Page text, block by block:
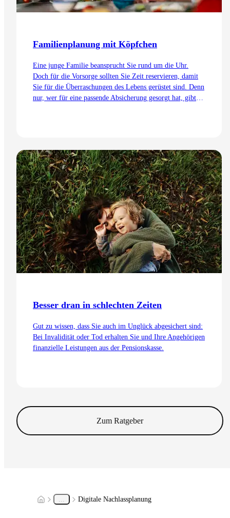
Familienplanung mit Köpfchen
Eine junge Familie beansprucht Sie rund um die Uhr.
Doch für die Vorsorge sollten Sie Zeit reservieren, damit
Sie für die Überraschungen des Lebens gerüstet sind. Denn
nur, wer für eine passende Absicherung gesorgt hat, gibt
Zum Artikel
Besser dran in schlechten Zeiten
Gut zu wissen, dass Sie auch im Unglück abgesichert sind:
Bei Invalidität oder Tod erhalten Sie und Ihre Angehörigen
finanzielle Leistungen aus der Pensionskasse.
Zum Ratgeber
... Digitale Nachlassplanung